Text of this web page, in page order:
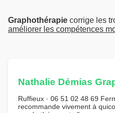
Graphothérapie corrige les
améliorer les compétences
Nathalie Démias
Ruffieux · 06 51 02 48 69
recommande vivement à